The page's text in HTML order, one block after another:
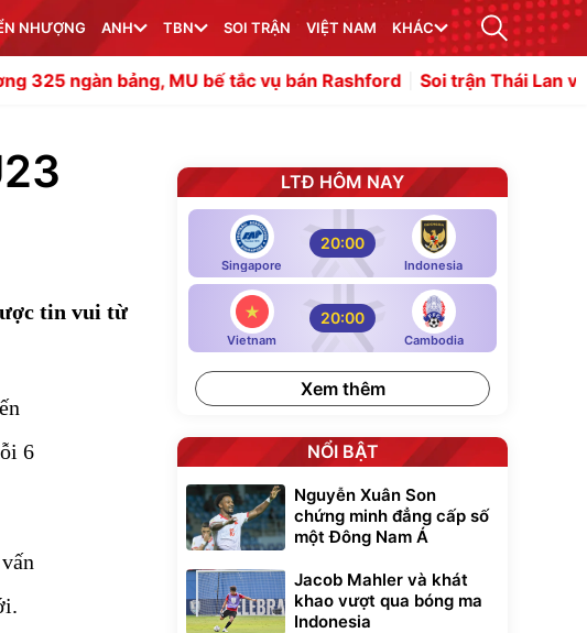
NHƯỢNG ANH TBN SOI TRẬN VIỆT NAM KHÁC
MU bế tắc vụ bán Rashford Soi trận Thái Lan vs Myanmar:
tin vui từ
6
LTĐ HÔM NAY
Singapore
20:00
Indonesia
Vietnam
20:00
Cambodia
Xem thêm
NỔI BẬT
Nguyễn Xuân Son
chứng minh đẳng cấp số
một Đông Nam Á
Jacob Mahler và khát
khao vượt qua bóng ma
Indonesia